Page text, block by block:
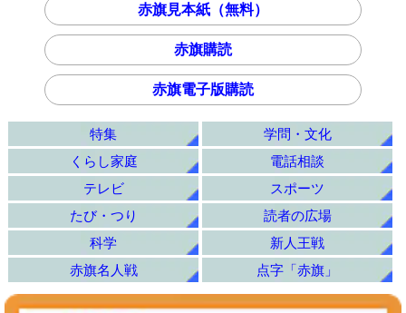
赤旗見本紙（無料）
赤旗購読
赤旗電子版購読
特集
学問・文化
くらし家庭
電話相談
テレビ
スポーツ
たび・つり
読者の広場
科学
新人王戦
赤旗名人戦
点字「赤旗」